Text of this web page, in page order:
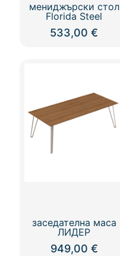
мениджърски стол
Florida Steel
533,00€
заседателна маса
ЛИДЕР
949,00 €